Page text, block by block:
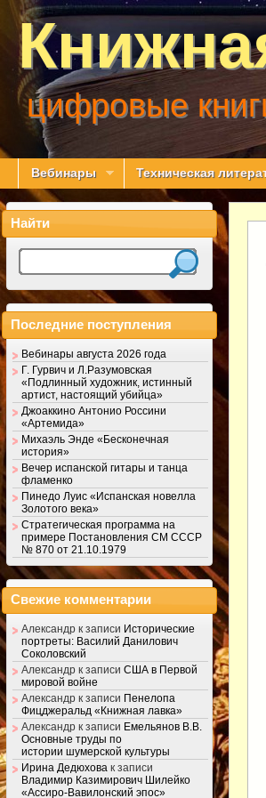
цифровые
Вебинары Техническая
Найти
Последние поступления
Вебинары августа 2026 года
Г. Гурвич и Л.Разумовская
«Подлинный художник, истинный
артист, настоящий убийца»
Джоаккино Антонио Россини
«Артемида»
Михаэль Энде «Бесконечная
история»
Вечер испанской гитары и танца
фламенко
Пинедо Луис «Испанская новелла
Золотого века»
Стратегическая программа на
примере Постановления СМ СССР
№ 870 от 21.10.1979
Свежие комментарии
Александр к записи Исторические
портреты: Василий Данилович
Соколовский
Александр к записи США в Первой
мировой войне
Александр к записи Пенелопа
Фицджеральд «Книжная лавка»
Александр к записи Емельянов В.В.
Основные труды по
истории шумерской культуры
Ирина Дедюхова к записи
Владимир Казимирович Шилейко
«Ассиро-Вавилонский эпос»